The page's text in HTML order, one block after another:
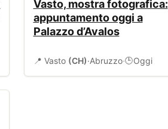
Vasto, mostra fotografica:
appuntamento oggi a
Palazzo d’Avalos
📍 Vasto (CH)·Abruzzo·🕒Oggi